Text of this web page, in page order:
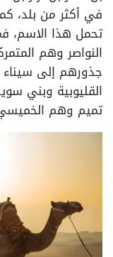
في أكثر من بلد،
تحمل هذا الاسم،
النواصر وهم
جذورهم إلى
القليوبية وبني
تميم وهم